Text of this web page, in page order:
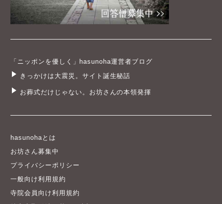
「ニッポンを優しく」hasunoha運営者ブログ
きっかけは大震災。サイト誕生秘話
お葬式だけじゃない。お坊さんの本領発揮
hasunohaとは
お坊さん募集中
プライバシーポリシー
一般向け利用規約
寺院会員向け利用規約